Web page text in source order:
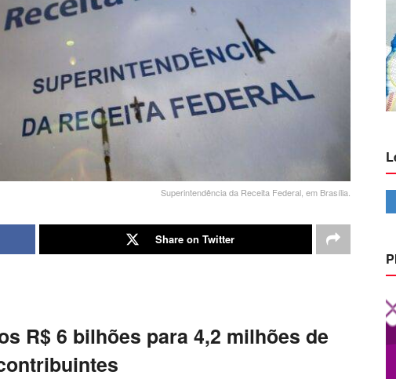
Superintendência da Receita Federal, em Brasília.
Share on Twitter
R$ 6 bilhões para 4,2 milhões de